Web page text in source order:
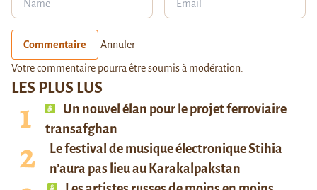
LES PLUS LUS
Un nouvel élan pour le projet ferroviaire
transafghan
Le festival de musique électronique Stihia
n’aura pas lieu au Karakalpakstan
Commentaire Annuler
Votre commentaire pourra être soumis à modération.